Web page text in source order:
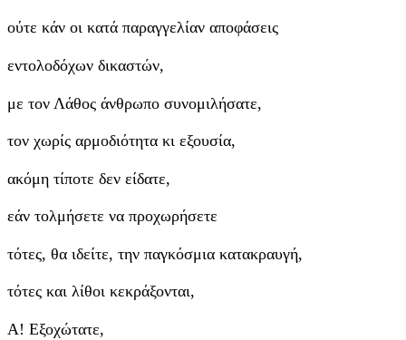
ούτε κάν οι κατά παραγγελίαν αποφάσεις
εντολοδόχων δικαστών,
με τον Λάθος άνθρωπο συνομιλήσατε,
τον χωρίς αρμοδιότητα κι εξουσία,
ακόμη τίποτε δεν είδατε,
εάν τολμήσετε να προχωρήσετε
τότες, θα ιδείτε, την παγκόσμια κατακραυγή,
τότες και λίθοι κεκράξονται,
Α! Εξοχώτατε,